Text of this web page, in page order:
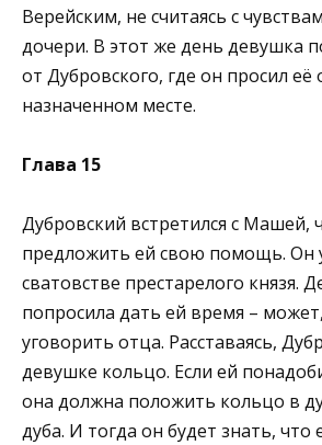
Верейским, не считаясь с
дочери. В этот же день девушка
от Дубровского, где он просил её
назначенном месте.
Глава 15
Дубровский встретился с Машей,
предложить ей свою помощь. Он
сватовстве престарелого князя.
попросила дать ей время – может,
уговорить отца. Расставаясь,
девушке кольцо. Если ей
она должна положить кольцо в
дуба. И тогда он будет знать, что